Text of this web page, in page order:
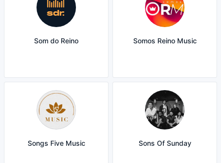
Som do Reino Somos Reino Music
Songs Five Music Sons Of Sunday